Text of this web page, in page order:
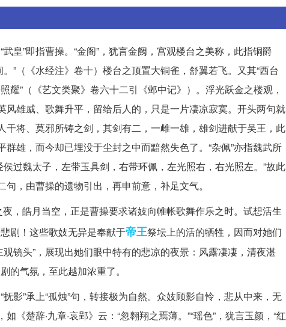
皇”即指曹操。“金阁”，犹言金阙，宫观楼台之美称，此指铜爵
”（《水经注》卷十）楼台之顶置大铜雀，舒翼若飞。又其“西台
”（《艺文类聚》卷六十二引《邺中记》）。浮光跃金之楼观，
风雄威、歌舞升平，留给后人的，只是一片凄凉寂寞。开头两句就
将、莫邪所铸之剑，其剑有二，一雌一雄，雄剑进献于吴王，此
雄，而今却已埋没于尘封之中而黯然失色了。“杂佩”亦指魏武所
过魏太子，左带玉具剑，右带环佩，左光照右，右光照左。”故此
，由曹操的遗物引出，再申前意，补足文气。
，皓月当空，正是曹操要求诸妓向帷帐歌舞作乐之时。试想活生
剧！这些歌妓无异是奉献于帝王祭坛上的活的牺牲，因而对她们
镜头”，展现出她们眼中特有的悲凉的夜景：风露凄凄，清夜湛
的气氛，至此越加浓重了。
影”承上“孤烛”句，转接极为自然。众妓顾影自怜，悲从中来，无
《楚辞·九章·哀郢》云：“忽翱翔之焉薄。”“瑶色”，犹言玉颜，“红